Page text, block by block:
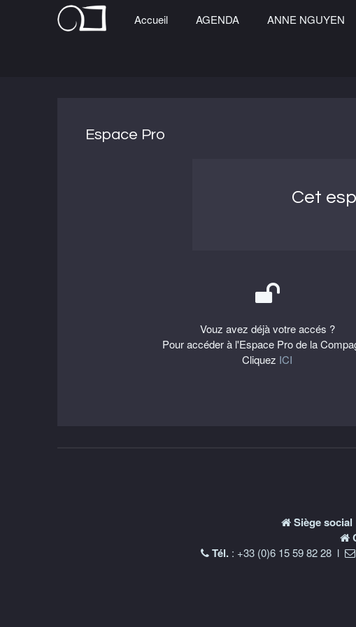
Accueil AGENDA ANNE NGUYEN
Espace Pro
Cet
Vouz avez déjà votre accés ?
Pour accéder à l'Espace Pro de la
Cliquez ICI
Siège social
Tél. : +33 (0)6 15 59 82 28 l